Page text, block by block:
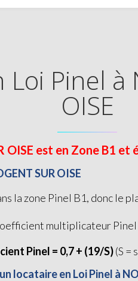
Pinel à
OISE
OISE est en Zone B1 et
SUR OISE
la zone Pinel B1, donc le
multiplicateur Pinel
Pinel = 0,7 + (19/S)(S =
locataire en Loi Pinel à